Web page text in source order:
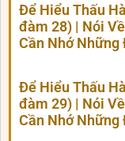
Để Hiểu Thấu
đàm 28) | Nói
Cần Nhớ Những
Để Hiểu Thấu
đàm 29) | Nói
Cần Nhớ Những